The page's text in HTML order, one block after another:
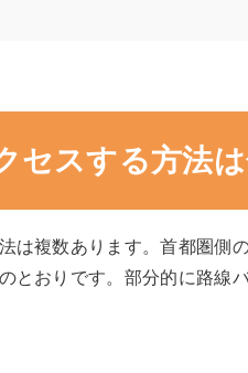
セスする方法は
は複数あります。首都圏側
とおりです。部分的に路線